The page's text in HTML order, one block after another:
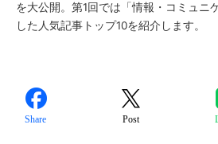
を大公開。第1回では「情報・コミュニ
した人気記事トップ10を紹介します。
Share Post